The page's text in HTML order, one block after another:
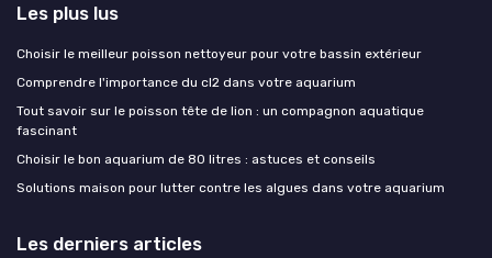
Les plus lus
Choisir le meilleur poisson nettoyeur pour votre bassin extérieur
Comprendre l'importance du cl2 dans votre aquarium
Tout savoir sur le poisson tête de lion : un compagnon aquatique
fascinant
Choisir le bon aquarium de 80 litres : astuces et conseils
Solutions maison pour lutter contre les algues dans votre aquarium
Les derniers articles